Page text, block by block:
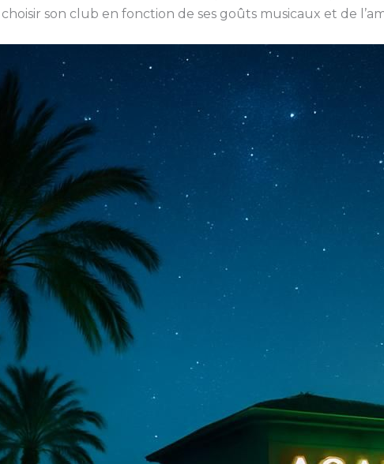
choisir son club en fonction de ses goûts musicaux et de